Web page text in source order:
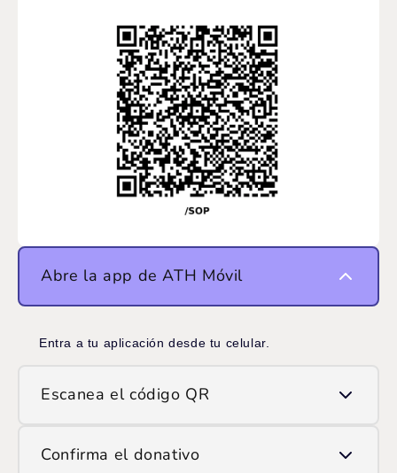
Abre la app de ATH Móvil
Entra a tu aplicación desde tu celular.
Escanea el código QR
Usa la opción de escanear QR y apunta la cámara
Confirma el donativo